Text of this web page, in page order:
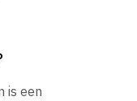
is een